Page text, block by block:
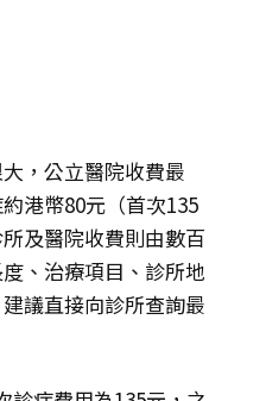
，公立醫院收費最
港幣80元（首次135
及醫院收費則由數百
、治療項目、診所地
議直接向診所查詢最